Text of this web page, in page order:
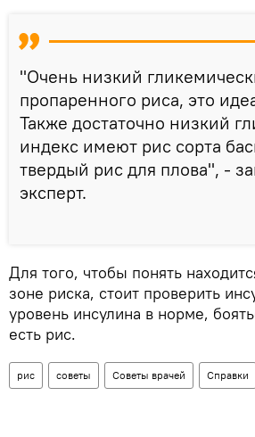
"Очень низкий
пропаренного риса, это
Также достаточно низкий
индекс имеют рис сорта
твердый рис для плова", -
эксперт.
Для того, чтобы понять
зоне риска, стоит проверить
уровень инсулина в норме,
есть рис.
рис советы Советы врачей Справки